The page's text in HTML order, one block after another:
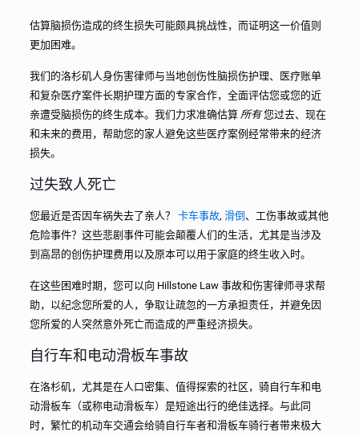
估算脑损伤造成的终生损失可能颇具挑战性，而证明这一价值则
更加困难。
我们的洛杉矶人身伤害律师与当地创伤性脑损伤护理、医疗账单
和复杂医疗案件长期护理方面的专家合作，全面评估您或您的近
亲遭受脑损伤的终生成本。我们力求准确估算 所有您过去、现在
和未来的费用，帮助您的家人避免这些医疗案例经常带来的经济
损失。
过失致人死亡
您最近是否因车祸失去了亲人？ 卡车事故, 滑倒 、工伤事故或其他
危险事件？这些悲剧事件可能会颠覆人们的生活，尤其是当涉及
到高昂的创伤护理费用以及原本可以用于家庭的终生收入时。
在这些困难时期，您可以向 Hillstone Law 事故和伤害律师寻求帮
助，以纪念您所爱的人，争取让疏忽的一方承担责任，并避免因
您所爱的人突然意外死亡而造成的严重经济损失。
自行车和电动滑板车事故
在洛杉矶，尤其是在人口密集、值得探索的社区，骑自行车和电
动滑板车（或称电动滑板车）是短途出行的绝佳选择。与此同
时，繁忙的机动车交通会给骑自行车者和滑板车骑行者带来极大